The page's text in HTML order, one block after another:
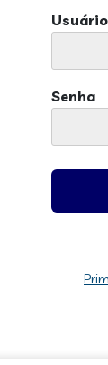
Usuário
Senha